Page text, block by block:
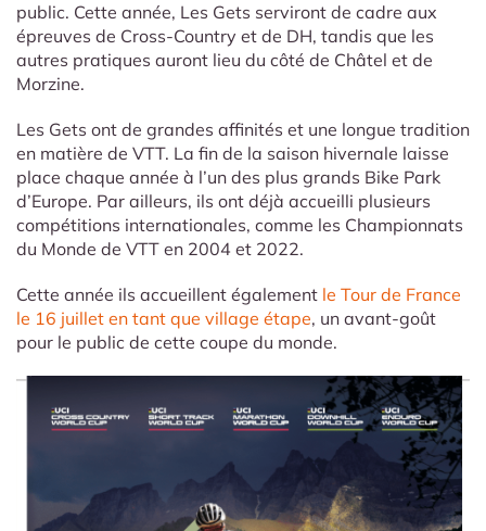
public. Cette année, Les Gets serviront de cadre aux
épreuves de Cross-Country et de DH, tandis que les
autres pratiques auront lieu du côté de Châtel et de
Morzine.
Les Gets ont de grandes affinités et une longue tradition
en matière de VTT. La fin de la saison hivernale laisse
place chaque année à l’un des plus grands Bike Park
d’Europe. Par ailleurs, ils ont déjà accueilli plusieurs
compétitions internationales, comme les Championnats
du Monde de VTT en 2004 et 2022.
Cette année ils accueillent également le Tour de France
le 16 juillet en tant que village étape, un avant-goût
pour le public de cette coupe du monde.